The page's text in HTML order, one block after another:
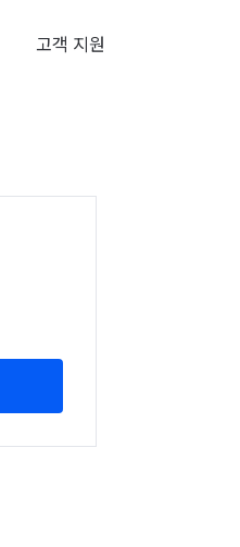
고객 지원